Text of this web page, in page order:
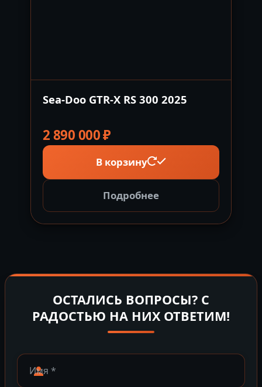
Sea-Doo GTR-X RS 300 2025
2 890 000₽
В корзину
Подробнее
ОСТАЛИСЬ ВОПРОСЫ? С
РАДОСТЬЮ НА НИХ ОТВЕТИМ!